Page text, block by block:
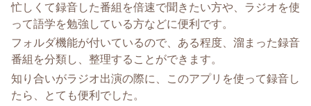
忙しくて録音した番組を倍速で聞きたい方や、ラジオを使
って語学を勉強している方などに便利です。
フォルダ機能が付いているので、ある程度、溜まった録音
番組を分類し、整理することができます。
知り合いがラジオ出演の際に、このアプリを使って録音し
たら、とても便利でした。